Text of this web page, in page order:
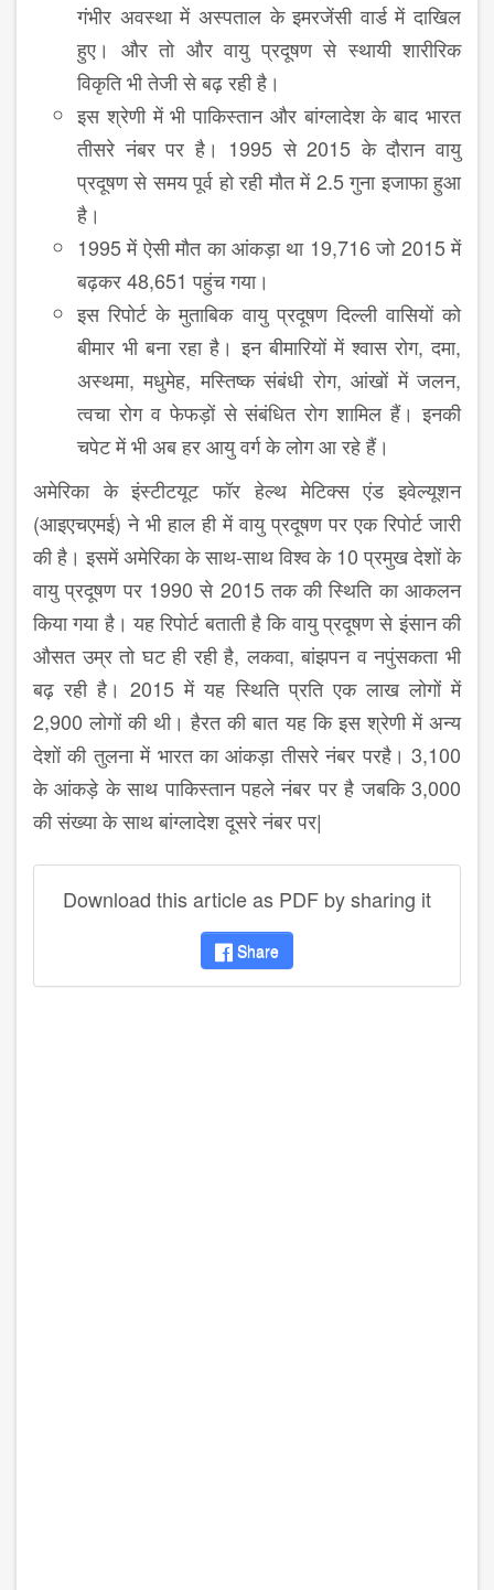
गंभीर अवस्था में अस्पताल के इमरजेंसी वार्ड में दाखिल
हुए। और तो और वायु प्रदूषण से स्थायी शारीरिक
विकृति भी तेजी से बढ़ रही है।
इस श्रेणी में भी पाकिस्तान और बांग्लादेश के बाद भारत
तीसरे नंबर पर है। 1995 से 2015 के दौरान वायु
प्रदूषण से समय पूर्व हो रही मौत में 2.5 गुना इजाफा हुआ
है।
1995 में ऐसी मौत का आंकड़ा था 19,716 जो 2015 में
बढ़कर 48,651 पहुंच गया।
इस रिपोर्ट के मुताबिक वायु प्रदूषण दिल्ली वासियों को
बीमार भी बना रहा है। इन बीमारियों में श्वास रोग, दमा,
अस्थमा, मधुमेह, मस्तिष्क संबंधी रोग, आंखों में जलन,
त्वचा रोग व फेफड़ों से संबंधित रोग शामिल हैं। इनकी
चपेट में भी अब हर आयु वर्ग के लोग आ रहे हैं।
अमेरिका के इंस्टीटयूट फॉर हेल्थ मेटिक्स एंड इवेल्यूशन
(आइएचएमई) ने भी हाल ही में वायु प्रदूषण पर एक रिपोर्ट जारी
की है। इसमें अमेरिका के साथ-साथ विश्व के 10 प्रमुख देशों के
वायु प्रदूषण पर 1990 से 2015 तक की स्थिति का आकलन
किया गया है। यह रिपोर्ट बताती है कि वायु प्रदूषण से इंसान की
औसत उम्र तो घट ही रही है, लकवा, बांझपन व नपुंसकता भी
बढ़ रही है। 2015 में यह स्थिति प्रति एक लाख लोगों में
2,900 लोगों की थी। हैरत की बात यह कि इस श्रेणी में अन्य
देशों की तुलना में भारत का आंकड़ा तीसरे नंबर परहै। 3,100
के आंकड़े के साथ पाकिस्तान पहले नंबर पर है जबकि 3,000
की संख्या के साथ बांग्लादेश दूसरे नंबर पर|
Download this article as PDF by sharing it
Share